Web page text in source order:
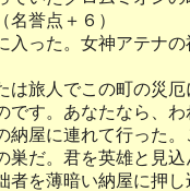
誉点＋６）
った。女神アテナ
旅人でこの町の災
です。あなたなら、
屋に連れて行った
だ。君を英雄と見込
を薄暗い納屋に押し